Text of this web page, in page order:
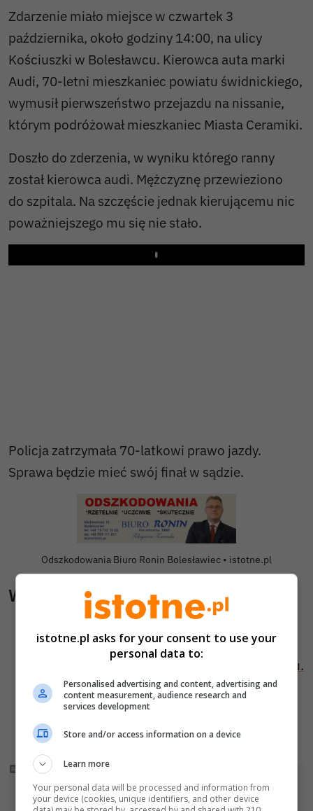
Zdarzenie miało miejsce w czwartek 3
października, około godziny 14:00, na ulicy
Kościuszki w Bolesławcu. Kierowca auta marki
Audi, 70-letni mieszkaniec powiatu świdnickiego,
wymusił pierwszeństwo przejazdu na nissanie,
którym podróżował mieszkaniec Miasta Ceramiki.
Doszło do zderzenia, w wyniku którego ranny
został kierowca audi. Mężczyznę przewieziono
do szpitala. Na szczęście jednak kierującemu nic
poważniejszego mu się nie stało.
Play
Policja zatrzymała 70-latkowi prawo jazdy.
Sprawa będzie mieć swój finał w sądzie.
Odszkodowania Biuro Ronin Bolesławiec • Autor zdjęcia:
istotne.pl
Wiadomości pokrewne
Tragedia nad wodą. 21-latek nie potrafił
pływać. Zmarł w szpitalu
360 litrów bimbru i domowa fabryka alkoholu.
Policjanci wkroczyli do akcji
Kolizja na A4 przed granicą. Zderzyły się dwa
auta, są utrudnienia
istotne.pl asks for your consent to use your
personal data to:
Personalised advertising and content, advertising and
content measurement, audience research and
services development
Store and/or access information on a device
Learn more
Your personal data will be processed and information from
your device (cookies, unique identifiers, and other device